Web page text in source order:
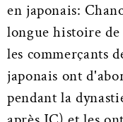
en japonais:
longue histoire de
les commerçants
japonais ont
pendant la